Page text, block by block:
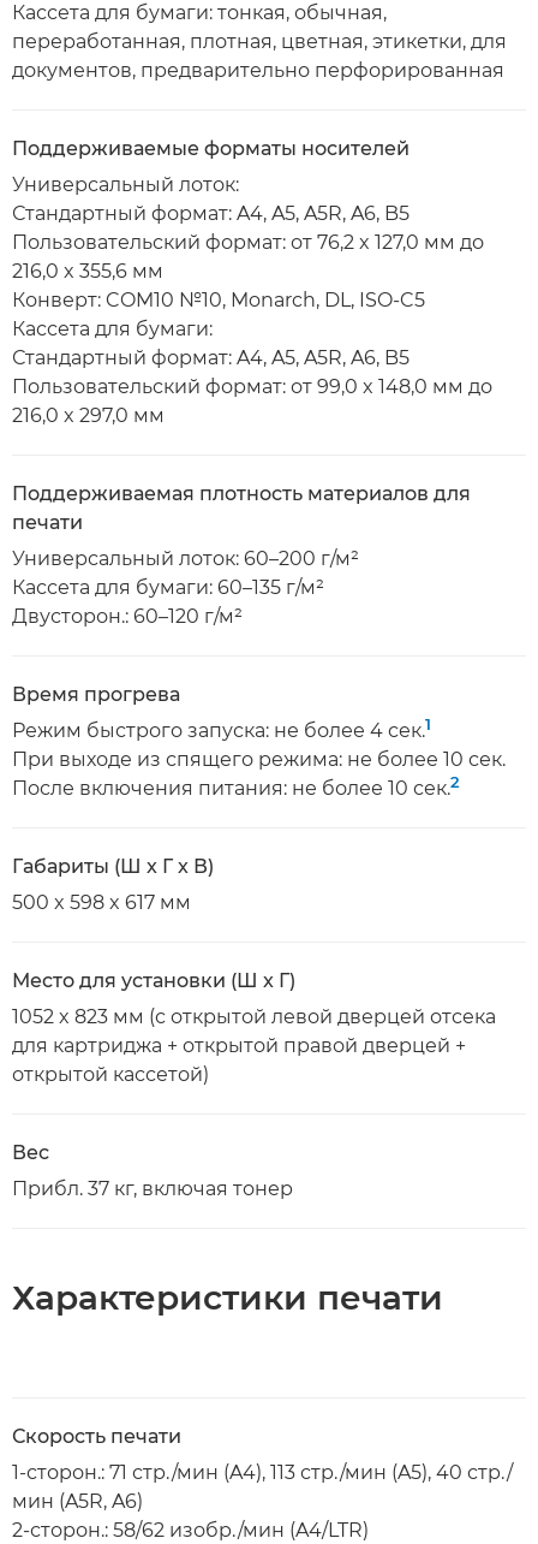
Кассета для бумаги: тонкая, обычная,
переработанная, плотная, цветная, этикетки, для
документов, предварительно перфорированная
Поддерживаемые форматы носителей
Универсальный лоток:
Стандартный формат: A4, A5, A5R, A6, B5
Пользовательский формат: от 76,2 x 127,0 мм до
216,0 x 355,6 мм
Конверт: COM10 №10, Monarch, DL, ISO-C5
Кассета для бумаги:
Стандартный формат: A4, A5, A5R, A6, B5
Пользовательский формат: от 99,0 x 148,0 мм до
216,0 x 297,0 мм
Поддерживаемая плотность материалов для
печати
Универсальный лоток: 60–200 г/м²
Кассета для бумаги: 60–135 г/м²
Двусторон.: 60–120 г/м²
Время прогрева
Режим быстрого запуска: не более 4 сек.1
При выходе из спящего режима: не более 10 сек.
После включения питания: не более 10 сек.2
Габариты (Ш x Г x В)
500 x 598 x 617 мм
Место для установки (Ш x Г)
1052 x 823 мм (с открытой левой дверцей отсека
для картриджа + открытой правой дверцей +
открытой кассетой)
Вес
Прибл. 37 кг, включая тонер
Характеристики печати
Скорость печати
1-сторон.: 71 стр./мин (A4), 113 стр./мин (A5), 40 стр./
мин (A5R, A6)
2-сторон.: 58/62 изобр./мин (A4/LTR)